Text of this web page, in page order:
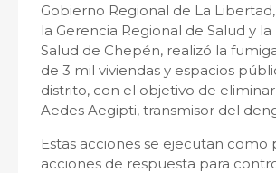
Gobierno Regional de La
la Gerencia Regional de Salud y la
Salud de Chepén, realizó la
de 3 mil viviendas y espacios
distrito, con el objetivo de
Aedes Aegipti, transmisor del
Estas acciones se ejecutan como
acciones de respuesta para